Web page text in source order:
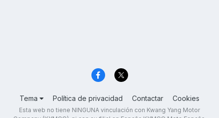
Tema Política de privacidad Contactar Cookies
Esta web no tiene NINGUNA vinculación con Kwang Yang Motor